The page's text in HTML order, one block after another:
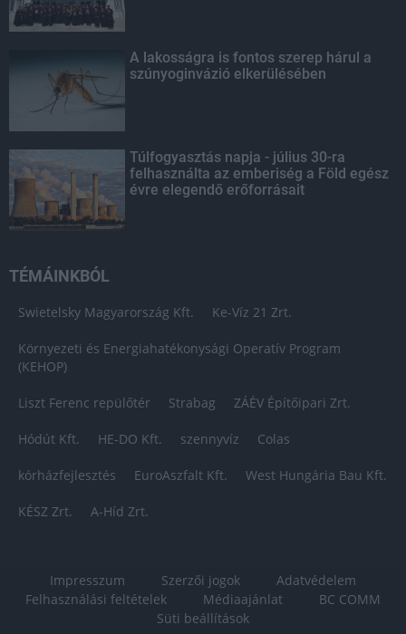
A lakosságra is fontos szerep hárul a
szúnyoginvázió elkerülésében
Túlfogyasztás napja - július 30-ra
felhasználta az emberiség a Föld egész
évre elegendő erőforrásait
TÉMÁINKBÓL
Swietelsky Magyarország Kft. Ke-Víz 21 Zrt.
Környezeti és Energiahatékonysági Operatív Program
(KEHOP)
Liszt Ferenc repülőtér Strabag ZÁÉV Építőipari Zrt.
Hódút Kft. HE-DO Kft. szennyvíz Colas
kórházfejlesztés EuroAszfalt Kft. West Hungária Bau Kft.
KÉSZ Zrt. A-Híd Zrt.
Impresszum Szerzői jogok
Adatvédelem
Felhasználási feltételek
Médiaajánlat
BC COMM
Süti beállítások